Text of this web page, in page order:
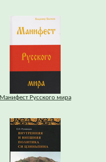
Манифест Русского мира